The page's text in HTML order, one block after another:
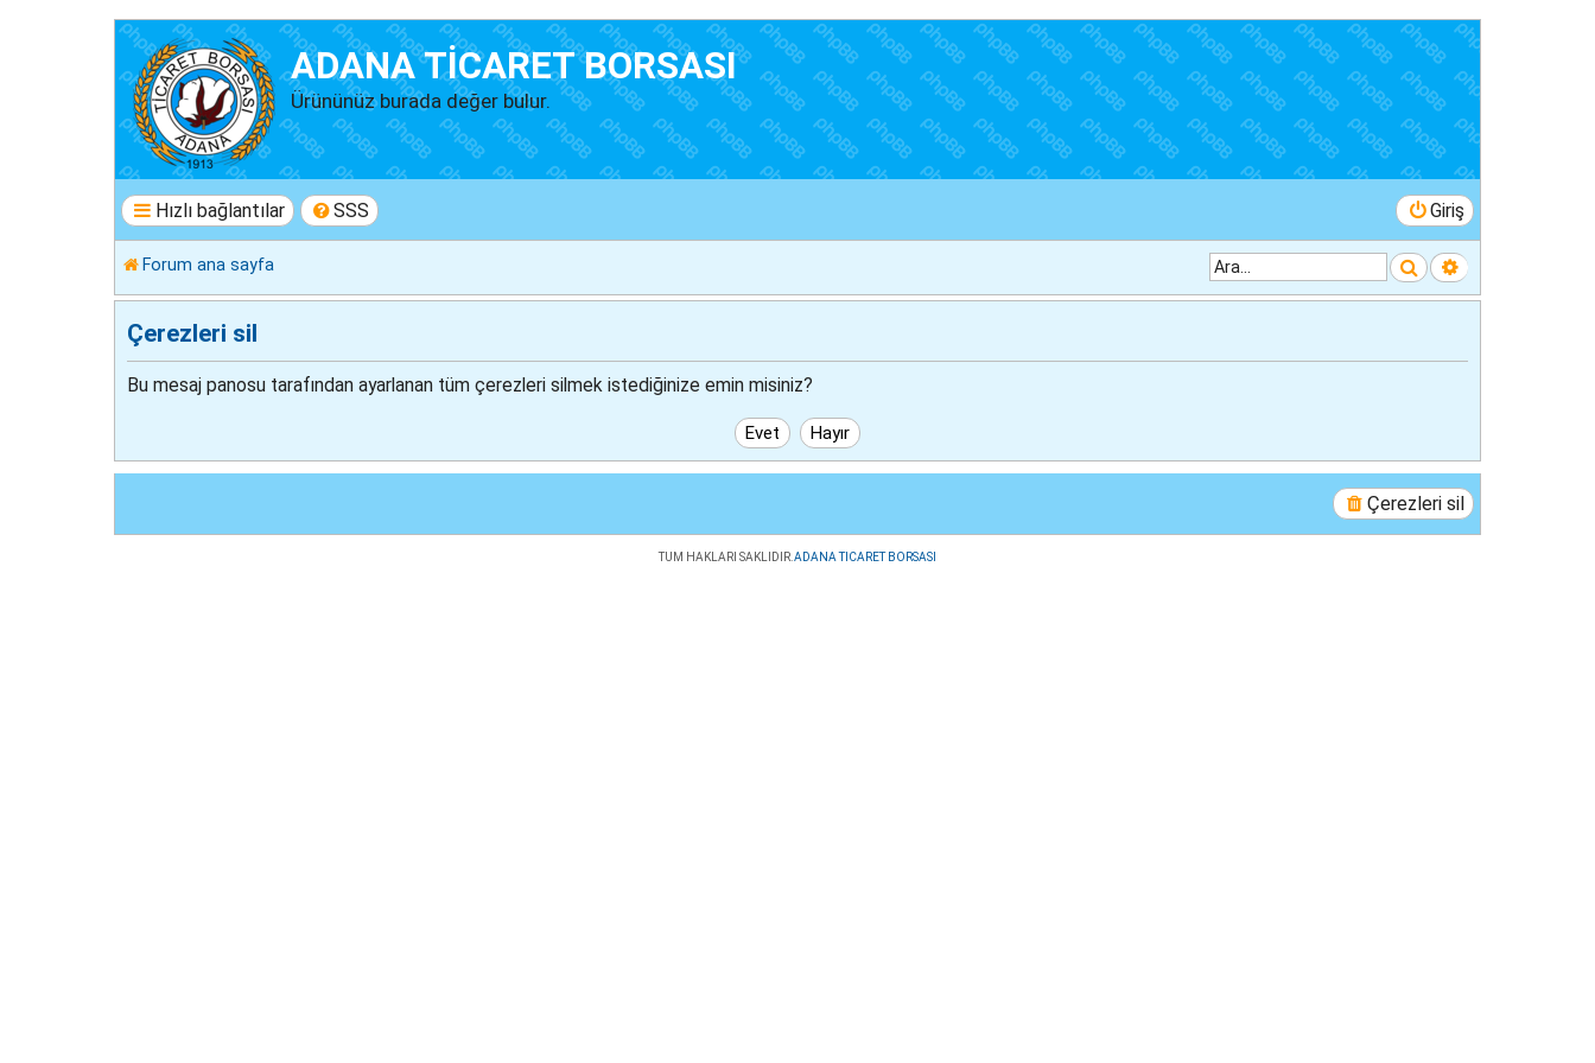
ADANA TİCARET BORSASI
Ürününüz burada değer bulur.
Hızlı bağlantılar SSS Giriş
Forum ana sayfa Ara Gelişmiş arama
Çerezleri sil
Bu mesaj panosu tarafından ayarlanan tüm çerezleri silmek istediğinize emin misiniz?
Çerezleri sil
TUM HAKLARI SAKLIDIR. ADANA TICARET BORSASI